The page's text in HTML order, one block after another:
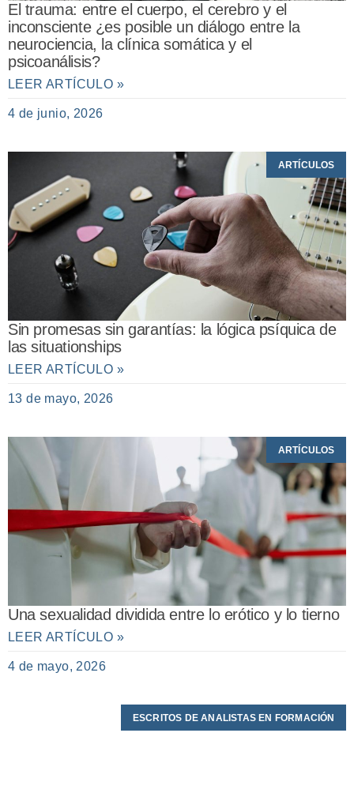
El trauma: entre el cuerpo, el cerebro y el
inconsciente ¿es posible un diálogo entre la
neurociencia, la clínica somática y el
psicoanálisis?
LEER ARTÍCULO »
4 de junio, 2026
ARTÍCULOS
Sin promesas sin garantías: la lógica psíquica de
las situationships
LEER ARTÍCULO »
13 de mayo, 2026
ARTÍCULOS
Una sexualidad dividida entre lo erótico y lo tierno
LEER ARTÍCULO »
4 de mayo, 2026
ESCRITOS DE ANALISTAS EN FORMACIÓN